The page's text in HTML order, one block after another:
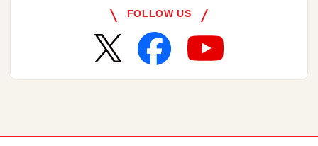
FOLLOW US